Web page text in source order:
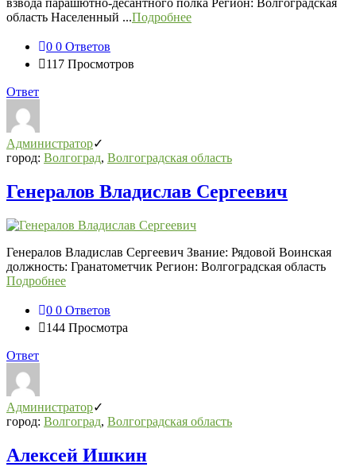
взвода парашютно-десантного полка Регион: Волгоградская
область Населенный ...Подробнее
0 0 Ответов
117 Просмотров
Ответ
Администратор
город: Волгоград, Волгоградская область
Генералов Владислав Сергеевич
Генералов Владислав Сергеевич Звание: Рядовой Воинская
должность: Гранатометчик Регион: Волгоградская область
Подробнее
0 0 Ответов
144 Просмотра
Ответ
Администратор
город: Волгоград, Волгоградская область
Алексей Ишкин